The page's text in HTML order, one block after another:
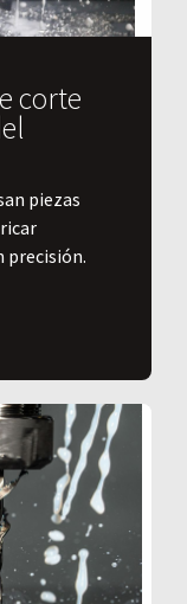
corte
piezas
precisión.